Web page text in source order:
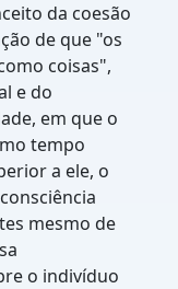
da coesão
de que "os
coisas",
e do
em que o
tempo
a ele, o
mesmo de
o indivíduo